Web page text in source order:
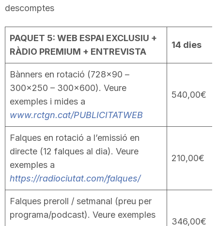
descomptes
PAQUET 5: WEB ESPAI EXCLUSIU +
RÀDIO PREMIUM + ENTREVISTA
14 dies
Bànners en rotació (728×90 –
300×250 – 300×600). Veure
exemples i mides a
www.rctgn.cat/PUBLICITATWEB
540,00€
Falques en rotació a l’emissió en
directe (12 falques al dia). Veure
exemples a
https://radiociutat.com/falques/
210,00€
Falques preroll / setmanal (preu per
programa/podcast). Veure exemples
346,00€